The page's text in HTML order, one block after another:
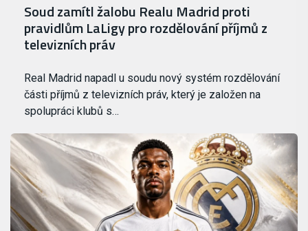
Soud zamítl žalobu Realu Madrid proti
pravidlům LaLigy pro rozdělování příjmů z
televizních práv
Real Madrid napadl u soudu nový systém rozdělování
části příjmů z televizních práv, který je založen na
spolupráci klubů s…